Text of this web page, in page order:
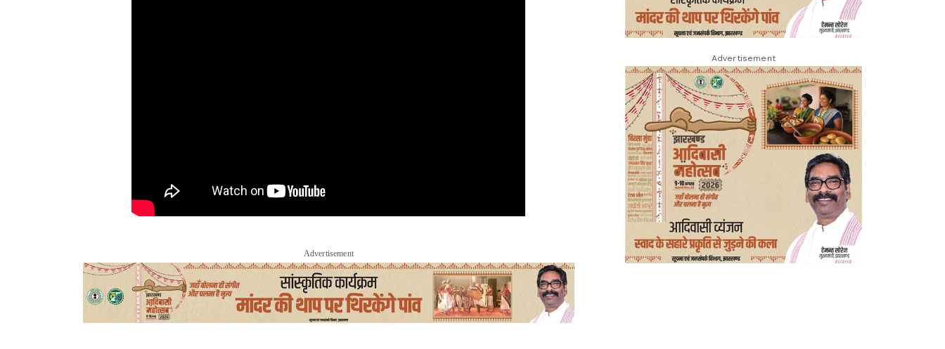
Advertisement
Advertisement